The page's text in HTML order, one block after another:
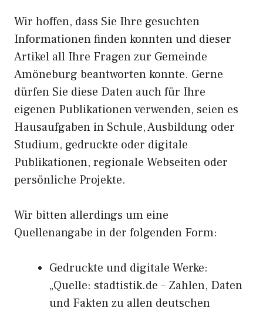
Wir hoffen, dass Sie Ihre gesuchten
Informationen finden konnten und dieser
Artikel all Ihre Fragen zur Gemeinde
Amöneburg beantworten konnte. Gerne
dürfen Sie diese Daten auch für Ihre
eigenen Publikationen verwenden, seien es
Hausaufgaben in Schule, Ausbildung oder
Studium, gedruckte oder digitale
Publikationen, regionale Webseiten oder
persönliche Projekte.
Wir bitten allerdings um eine
Quellenangabe in der folgenden Form:
Gedruckte und digitale Werke:
„Quelle: stadtistik.de – Zahlen, Daten
und Fakten zu allen deutschen